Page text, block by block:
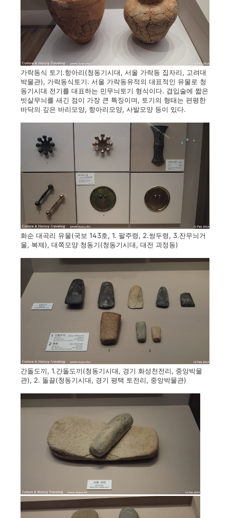
가락동식 토기.항아리(청동기시대, 서울 가락동 집자리, 고려대
박물관), 가락동식토기. 서울 가락동유적의 대표적인 유물로 청
동기시대 전기를 대표하는 민무늬토기 형식이다. 겹입술에 짧은
빗살무늬를 새긴 점이 가장 큰 특징이며, 토기의 형태는 편평한
바닥의 깊은 바리모양, 항아리모양, 사발모양 등이 있다.
화순 대곡리 유물(국보 143호, 1. 팔주령, 2.쌍두령, 3.잔무늬거
울, 복제), 대쪽모양 청동기(청동기시대, 대전 괴정동)
간돌도끼, 1.간돌도끼(청동기시대, 경기 화성천전리, 중앙박물
관), 2. 돌끌(청동기시대, 경기 평택 토전리, 중앙박물관)